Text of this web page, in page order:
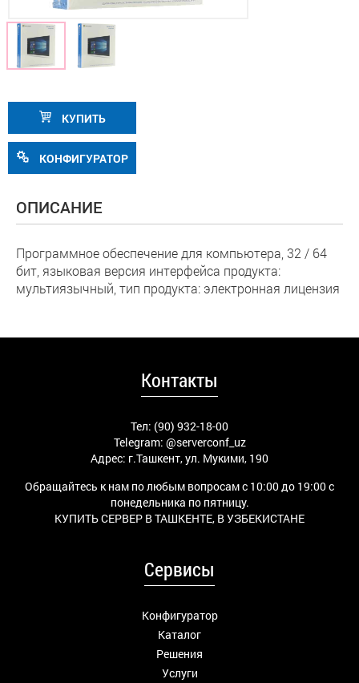
КУПИТЬ
КОНФИГУРАТОР
ОПИСАНИЕ
Программное обеспечение для компьютера, 32 / 64
бит, языковая версия интерфейса продукта:
мультиязычный, тип продукта: электронная лицензия
Контакты
Тел: (90) 932-18-00
Telegram: @serverconf_uz
Адрес: г.Ташкент, ул. Мукими, 190
Обращайтесь к нам по любым вопросам с 10:00 до 19:00 с
понедельника по пятницу.
КУПИТЬ СЕРВЕР В ТАШКЕНТЕ, В УЗБЕКИСТАНЕ
Сервисы
Конфигуратор
Каталог
Решения
Услуги